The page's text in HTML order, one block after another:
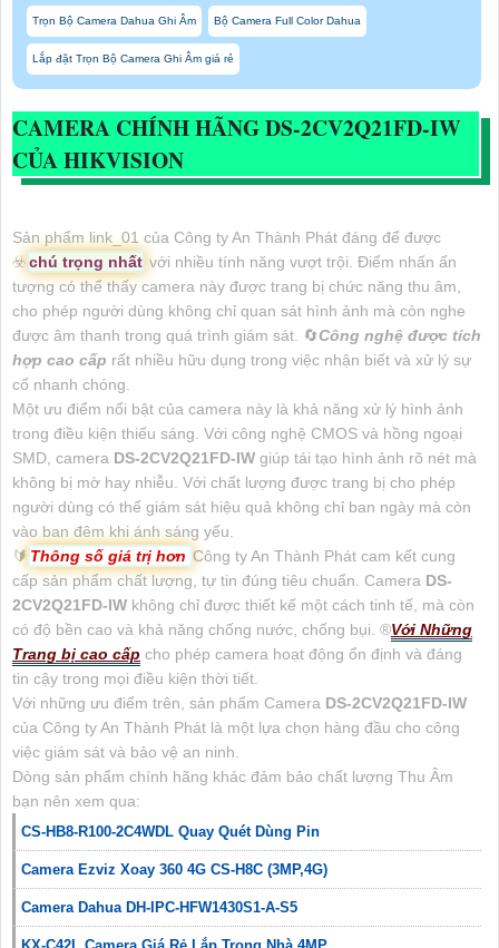
Trọn Bộ Camera Dahua Ghi Âm Bộ Camera Full Color Dahua
Lắp đặt Trọn Bộ Camera Ghi Âm giá rẻ
CAMERA CHÍNH HÃNGDS-2CV2Q21FD-IW
CỦA HIKVISION
Sản phẩm link_01 của Công ty An Thành Phát đáng để được
☣️chú trọng nhất với nhiều tính năng vượt trội. Điểm nhấn ấn
tượng có thể thấy camera này được trang bị chức năng thu âm,
cho phép người dùng không chỉ quan sát hình ảnh mà còn nghe
được âm thanh trong quá trình giám sát. 🔄Công nghệ được tích
hợp cao cấp rất nhiều hữu dụng trong việc nhận biết và xử lý sự
cố nhanh chóng.
Một ưu điểm nổi bật của camera này là khả năng xử lý hình ảnh
trong điều kiện thiếu sáng. Với công nghệ CMOS và hồng ngoại
SMD, camera DS-2CV2Q21FD-IW giúp tái tạo hình ảnh rõ nét mà
không bị mờ hay nhiễu. Với chất lượng được trang bị cho phép
người dùng có thể giám sát hiệu quả không chỉ ban ngày mà còn
vào ban đêm khi ánh sáng yếu.
🔰 Thông số giá trị hơn Công ty An Thành Phát cam kết cung
cấp sản phẩm chất lượng, tự tin đúng tiêu chuẩn. Camera DS-
2CV2Q21FD-IW không chỉ được thiết kế một cách tinh tế, mà còn
có độ bền cao và khả năng chống nước, chống bụi. ®️Với Những
Trang bị cao cấp cho phép camera hoạt động ổn định và đáng
tin cậy trong mọi điều kiện thời tiết.
Với những ưu điểm trên, sản phẩm Camera DS-2CV2Q21FD-IW
của Công ty An Thành Phát là một lựa chọn hàng đầu cho công
việc giám sát và bảo vệ an ninh.
Dòng sản phẩm chính hãng khác đảm bảo chất lượng Thu Âm
bạn nên xem qua:
CS-HB8-R100-2C4WDL Quay Quét Dùng Pin
Camera Ezviz Xoay 360 4G CS-H8C (3MP,4G)
Camera Dahua DH-IPC-HFW1430S1-A-S5